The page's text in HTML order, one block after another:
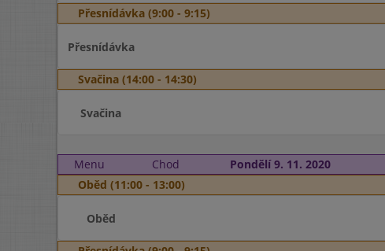
Přesnídávka (9:00 - 9:15)
Přesnídávka
Svačina (14:00 - 14:30)
Svačina
Menu
Chod
Pondělí 9. 11. 2020
Oběd (11:00 - 13:00)
Oběd